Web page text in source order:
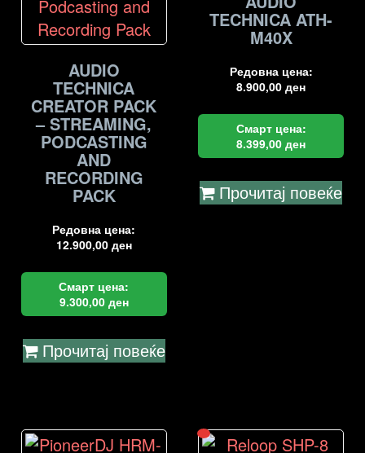
AUDIO
TECHNICA
CREATOR PACK
– STREAMING,
PODCASTING
AND
RECORDING
PACK
Редовна цена:
12.900,00 ден
Смарт цена:
9.300,00 ден
Прочитај повеќе
TECHNICA ATH-
M40X
Редовна цена:
8.900,00ден
Смарт цена:
8.399,00ден
Прочитај повеќе